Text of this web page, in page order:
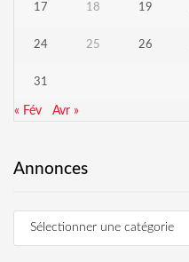
17 18 19
24 25 26
31
« Fév Avr »
Annonces